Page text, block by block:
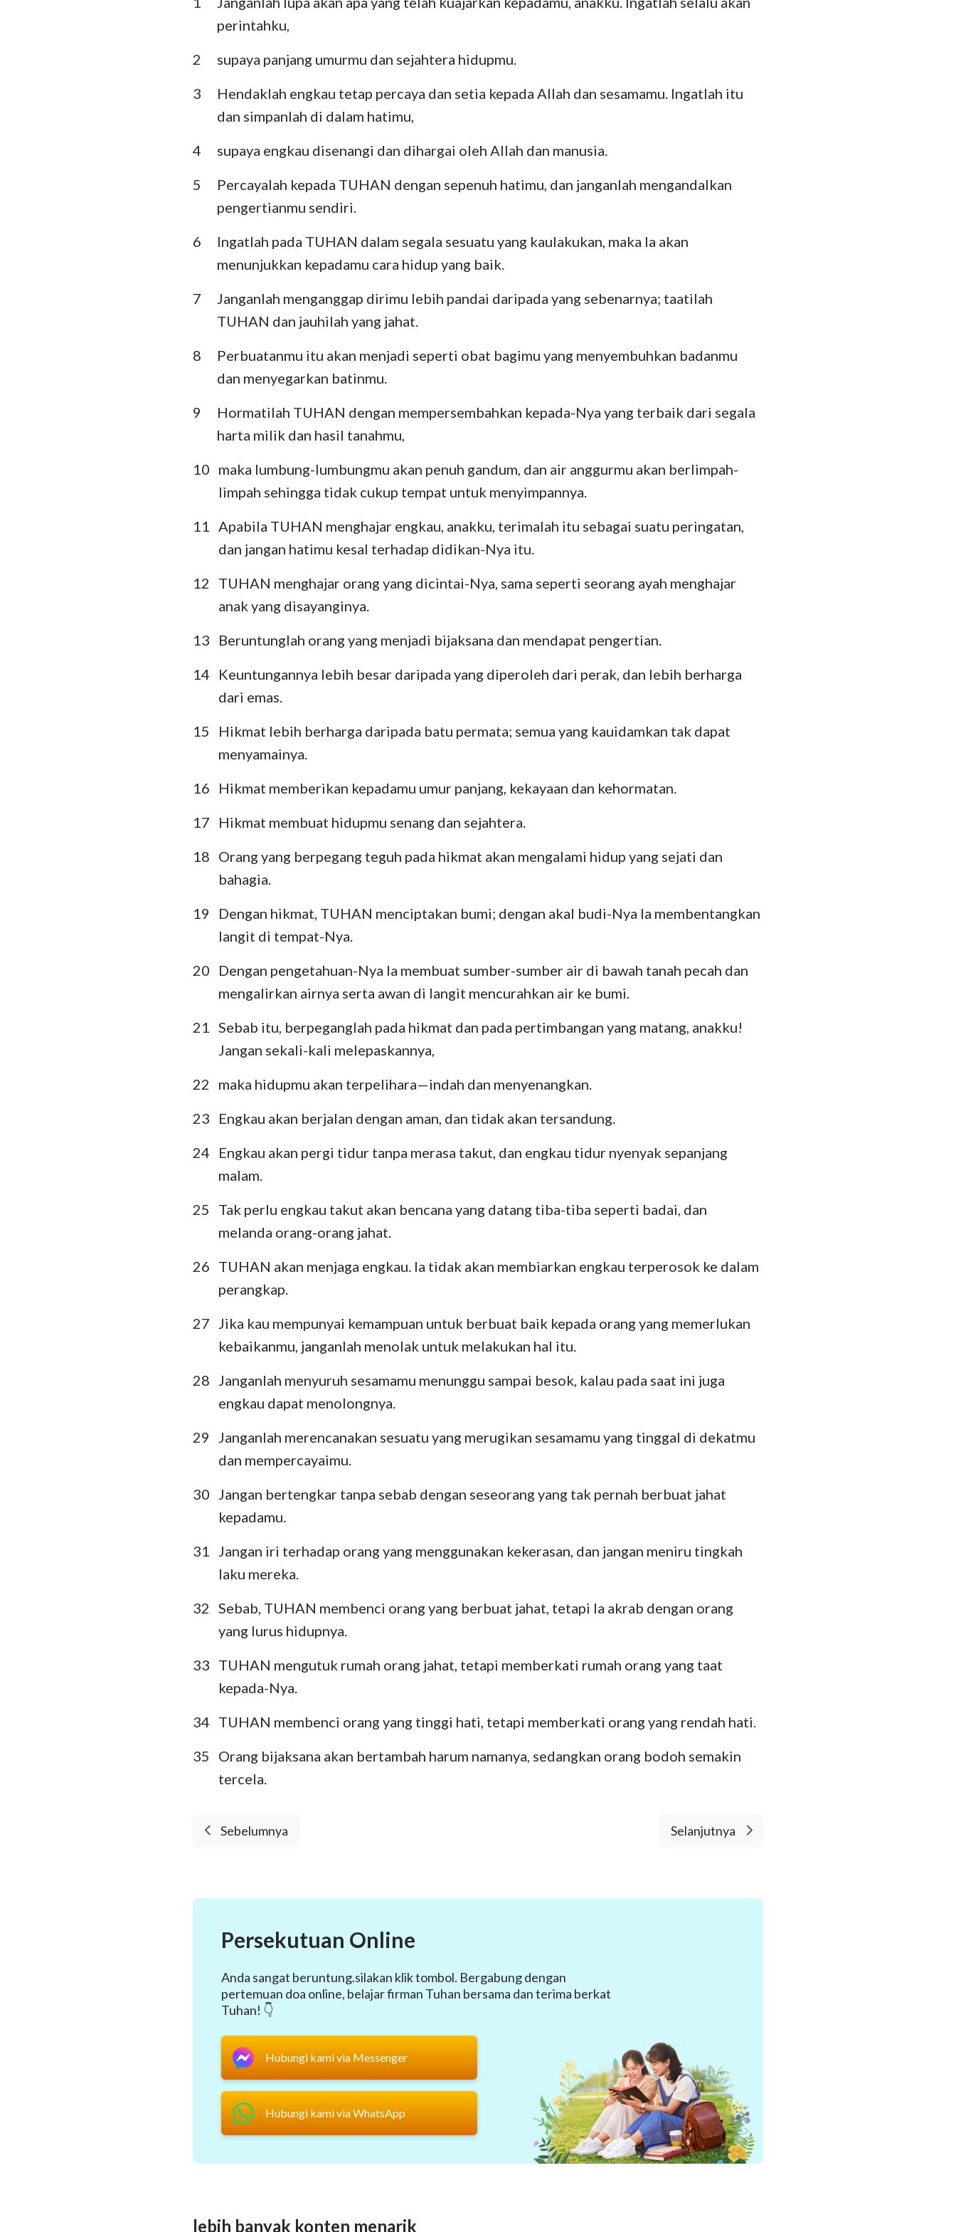
Ulangan
Hakim-Hakim Rut
I Samuel II Samuel
I Raja-Raja II Raja-Raja
I Tawarikh II Tawarikh
Ezra Nehemia
Mazmur Amsal
Yesaya Yeremia
Daniel Hosea
Yoel Amos
Obaja Yunus
Mikha Nahum
Habakuk Zefanya
Hagai Zakharia
I Korintus
Galatia Efesus
I Tesalonika
I Timotius II Timotius
Ibrani Yakobus
perintahku,
2
supaya panjang umurmu dan sejahtera hidupmu.
3
Hendaklah engkau tetap percaya dan setia kepada Allah dan sesamamu. Ingatlah itu
dan simpanlah di dalam hatimu,
4
supaya engkau disenangi dan dihargai oleh Allah dan manusia.
5
Percayalah kepada TUHAN dengan sepenuh hatimu, dan janganlah mengandalkan
pengertianmu sendiri.
6
Ingatlah pada TUHAN dalam segala sesuatu yang kaulakukan, maka Ia akan
menunjukkan kepadamu cara hidup yang baik.
7
Janganlah menganggap dirimu lebih pandai daripada yang sebenarnya; taatilah
TUHAN dan jauhilah yang jahat.
8
Perbuatanmu itu akan menjadi seperti obat bagimu yang menyembuhkan badanmu
dan menyegarkan batinmu.
9
Hormatilah TUHAN dengan mempersembahkan kepada-Nya yang terbaik dari segala
harta milik dan hasil tanahmu,
10 maka lumbung-lumbungmu akan penuh gandum, dan air anggurmu akan berlimpah-
limpah sehingga tidak cukup tempat untuk menyimpannya.
11 Apabila TUHAN menghajar engkau, anakku, terimalah itu sebagai suatu peringatan,
dan jangan hatimu kesal terhadap didikan-Nya itu.
12
TUHAN menghajar orang yang dicintai-Nya, sama seperti seorang ayah menghajar
anak yang disayanginya.
13
Beruntunglah orang yang menjadi bijaksana dan mendapat pengertian.
14
Keuntungannya lebih besar daripada yang diperoleh dari perak, dan lebih berharga
dari emas.
15
Hikmat lebih berharga daripada batu permata; semua yang kauidamkan tak dapat
menyamainya.
16
Hikmat memberikan kepadamu umur panjang, kekayaan dan kehormatan.
17
Hikmat membuat hidupmu senang dan sejahtera.
18 Orang yang berpegang teguh pada hikmat akan mengalami hidup yang sejati dan
bahagia.
19
Dengan hikmat, TUHAN menciptakan bumi; dengan akal budi-Nya Ia membentangkan
langit di tempat-Nya.
20
Dengan pengetahuan-Nya Ia membuat sumber-sumber air di bawah tanah pecah dan
mengalirkan airnya serta awan di langit mencurahkan air ke bumi.
21 Sebab itu, berpeganglah pada hikmat dan pada pertimbangan yang matang, anakku!
Jangan sekali-kali melepaskannya,
22
maka hidupmu akan terpelihara—indah dan menyenangkan.
23
Engkau akan berjalan dengan aman, dan tidak akan tersandung.
24
Engkau akan pergi tidur tanpa merasa takut, dan engkau tidur nyenyak sepanjang
malam.
25
Tak perlu engkau takut akan bencana yang datang tiba-tiba seperti badai, dan
melanda orang-orang jahat.
26 TUHAN akan menjaga engkau. Ia tidak akan membiarkan engkau terperosok ke dalam
perangkap.
27 Jika kau mempunyai kemampuan untuk berbuat baik kepada orang yang memerlukan
kebaikanmu, janganlah menolak untuk melakukan hal itu.
28 Janganlah menyuruh sesamamu menunggu sampai besok, kalau pada saat ini juga
engkau dapat menolongnya.
29 Janganlah merencanakan sesuatu yang merugikan sesamamu yang tinggal di dekatmu
dan mempercayaimu.
30 Jangan bertengkar tanpa sebab dengan seseorang yang tak pernah berbuat jahat
kepadamu.
31 Jangan iri terhadap orang yang menggunakan kekerasan, dan jangan meniru tingkah
laku mereka.
32 Sebab, TUHAN membenci orang yang berbuat jahat, tetapi Ia akrab dengan orang
yang lurus hidupnya.
33 TUHAN mengutuk rumah orang jahat, tetapi memberkati rumah orang yang taat
kepada-Nya.
34 TUHAN membenci orang yang tinggi hati, tetapi memberkati orang yang rendah hati.
35
Orang bijaksana akan bertambah harum namanya, sedangkan orang bodoh semakin
tercela.
Sebelumnya Selanjutnya
Persekutuan Online
Anda sangat beruntung.silakan klik tombol. Bergabung dengan
pertemuan doa online, belajar firman Tuhan bersama dan terima berkat
Tuhan! 👇
Hubungi kami via Messenger
Hubungi kami via WhatsApp
lebih banyak konten menarik